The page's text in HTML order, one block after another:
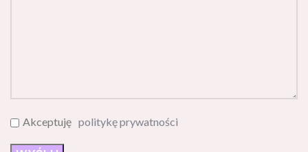
Akceptuję politykę prywatności